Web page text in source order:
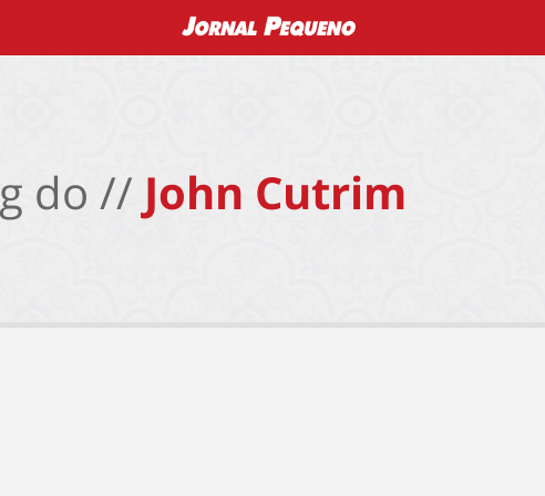
do // John Cutrim